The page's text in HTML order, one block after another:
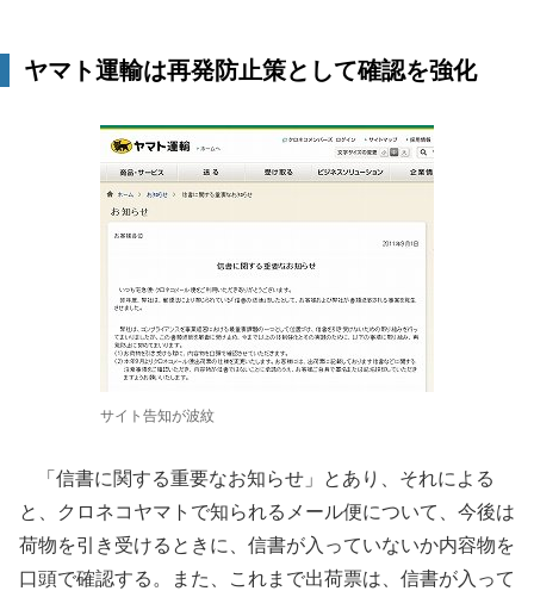
ヤマト運輸は再発防止策として確認を強化
サイト告知が波紋
「信書に関する重要なお知らせ」とあり、それによる
と、クロネコヤマトで知られるメール便について、今後は
荷物を引き受けるときに、信書が入っていないか内容物を
口頭で確認する。また、これまで出荷票は、信書が入って